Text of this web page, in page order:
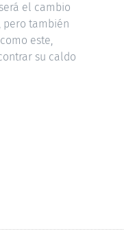
el cambio
pero también
este,
su caldo